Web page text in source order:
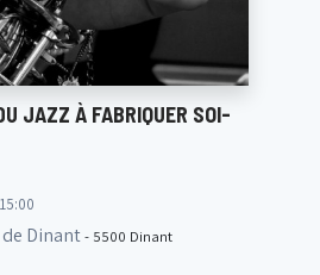
JAZZ À FABRIQUER SOI-
Dinant- 5500 Dinant